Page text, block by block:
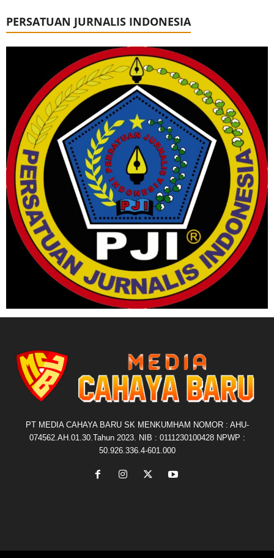
PERSATUAN JURNALIS INDONESIA
PT MEDIA CAHAYA BARU SK MENKUMHAM NOMOR : AHU-
074562.AH.01.30.Tahun 2023. NIB : 0111230100428 NPWP :
50.926.336.4-601.000